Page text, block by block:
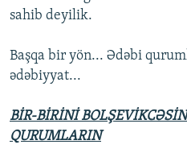
sahib deyilik.
Başqa bir yön... Ədəbi
ədəbiyyat...
BİR-BİRİNİ
QURUMLARIN